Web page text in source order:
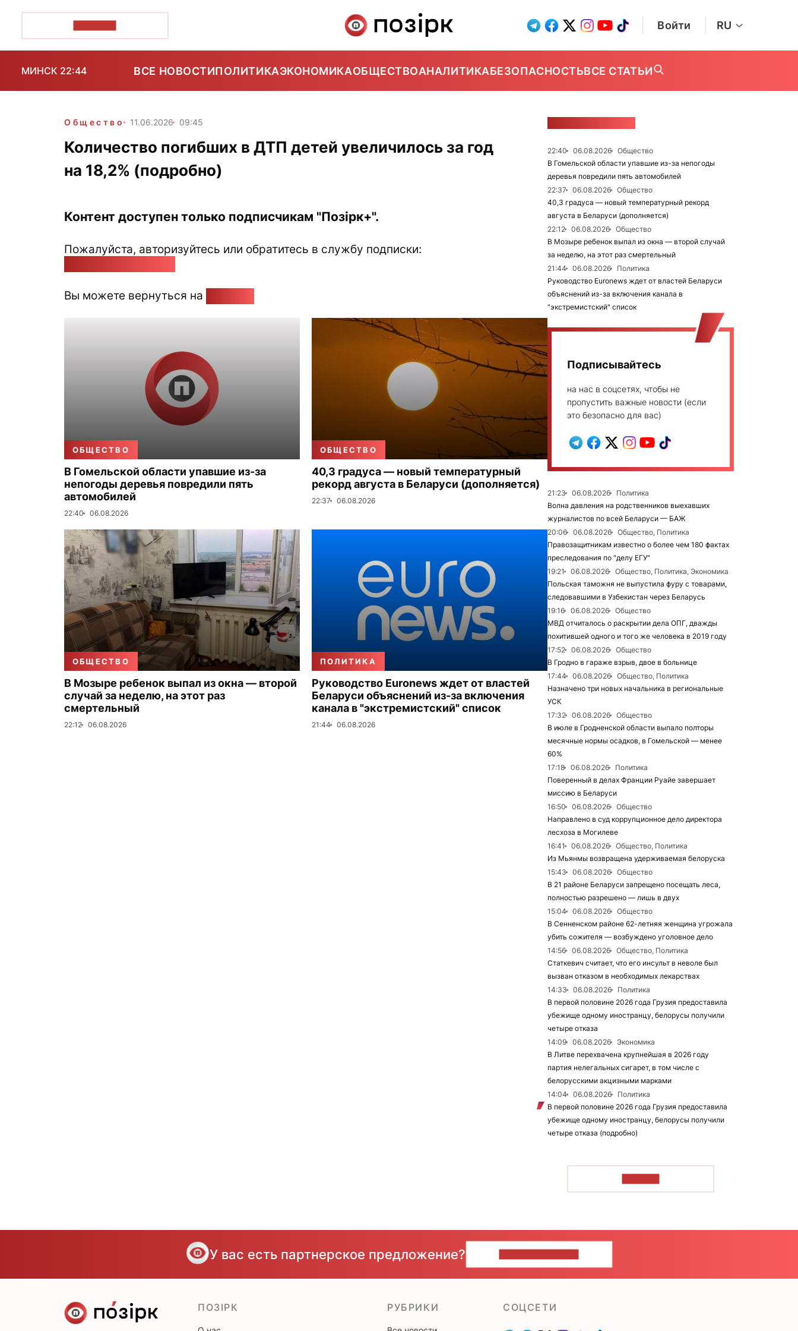
Войти RU
МИНСК 22:44 ВСЕ НОВОСТИПОЛИТИКАЭКОНОМИКАОБЩЕСТВОАНАЛИТИКАБЕЗОПАСНОСТЬВСЕ СТАТЬИ
Общество 11.06.2026 09:45
Количество погибших в ДТП детей увеличилось за год
на 18,2% (подробно)
Контент доступен только подписчикам "Позірк+".
Пожалуйста, авторизуйтесь или обратитесь в службу подписки:
Вы можете вернуться на
ОБЩЕСТВО
В Гомельской области упавшие из-за
непогоды деревья повредили пять
автомобилей
22:40 06.08.2026
ОБЩЕСТВО
40,3 градуса — новый температурный
рекорд августа в Беларуси (дополняется)
22:37 06.08.2026
ОБЩЕСТВО
В Мозыре ребенок выпал из окна — второй
случай за неделю, на этот раз
смертельный
22:12 06.08.2026
ПОЛИТИКА
Руководство Euronews ждет от властей
Беларуси объяснений из-за включения
канала в "экстремистский" список
21:44 06.08.2026
22:40 06.08.2026
Общество
В Гомельской области упавшие из-за непогоды
деревья повредили пять автомобилей
22:37
06.08.2026
Общество
40,3 градуса — новый температурный рекорд
августа в Беларуси (дополняется)
22:12
06.08.2026
Общество
В Мозыре ребенок выпал из окна — второй случай
за неделю, на этот раз смертельный
21:44
06.08.2026
Политика
Руководство Euronews ждет от властей Беларуси
объяснений из-за включения канала в
"экстремистский" список
Подписывайтесь
на нас в соцсетях, чтобы не
пропустить важные новости (если
это безопасно для вас)
21:23 06.08.2026
Политика
Волна давления на родственников выехавших
журналистов по всей Беларуси — БАЖ
20:06
06.08.2026
Общество, Политика
Правозащитникам известно о более чем 180 фактах
преследования по "делу ЕГУ"
19:21
06.08.2026
Общество, Политика, Экономика
Польская таможня не выпустила фуру с товарами,
следовавшими в Узбекистан через Беларусь
19:16
06.08.2026
Общество
МВД отчиталось о раскрытии дела ОПГ, дважды
похитившей одного и того же человека в 2019 году
17:52
06.08.2026
Общество
В Гродно в гараже взрыв, двое в больнице
17:44
06.08.2026
Общество, Политика
Назначено три новых начальника в региональные
УСК
17:32
06.08.2026
Общество
В июле в Гродненской области выпало полторы
месячные нормы осадков, в Гомельской — менее
60%
17:18
06.08.2026
Политика
Поверенный в делах Франции Руайе завершает
миссию в Беларуси
16:50
06.08.2026
Общество
Направлено в суд коррупционное дело директора
лесхоза в Могилеве
16:41
06.08.2026
Общество, Политика
Из Мьянмы возвращена удерживаемая белоруска
15:43
06.08.2026
Общество
В 21 районе Беларуси запрещено посещать леса,
полностью разрешено — лишь в двух
15:04
06.08.2026
Общество
В Сенненском районе 62-летняя женщина угрожала
убить сожителя — возбуждено уголовное дело
14:56
06.08.2026
Общество, Политика
Статкевич считает, что его инсульт в неволе был
вызван отказом в необходимых лекарствах
14:33
06.08.2026
Политика
В первой половине 2026 года Грузия предоставила
убежище одному иностранцу, белорусы получили
четыре отказа
14:09
06.08.2026
Экономика
В Литве перехвачена крупнейшая в 2026 году
партия нелегальных сигарет, в том числе с
белорусскими акцизными марками
14:04
06.08.2026
Политика
В первой половине 2026 года Грузия предоставила
убежище одному иностранцу, белорусы получили
четыре отказа (подробно)
У вас есть партнерское предложение?
ПОЗІРК РУБРИКИ CОЦСЕТИ